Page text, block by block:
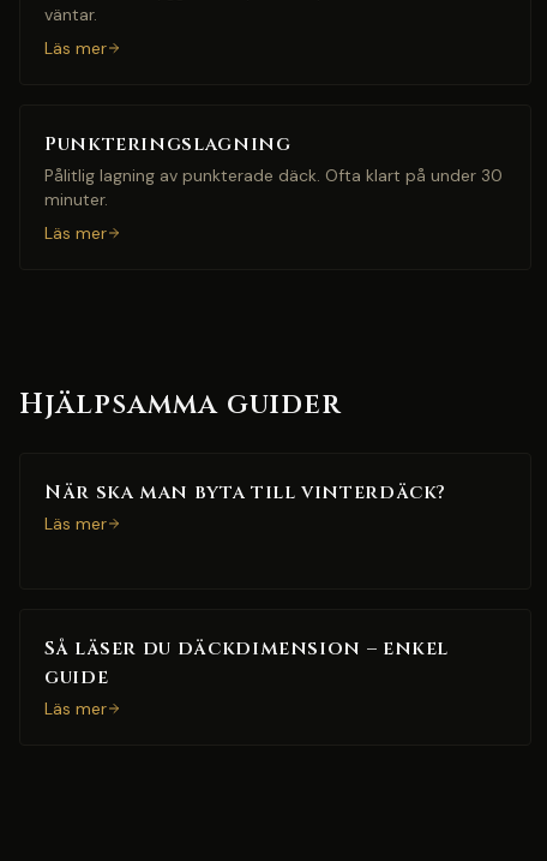
väntar.
Läs mer
Punkteringslagning
Pålitlig lagning av punkterade däck. Ofta klart på under 30
minuter.
Läs mer
Hjälpsamma guider
När ska man byta till vinterdäck?
Läs mer
Så läser du däckdimension – enkel
guide
Läs mer